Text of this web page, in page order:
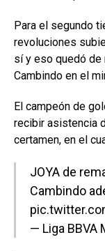
Para el segundo
revoluciones
sí y eso quedó
Cambindo en el
El campeón de
recibir asistencia
certamen, en el
JOYA de
Cambindo
— Liga BBVA